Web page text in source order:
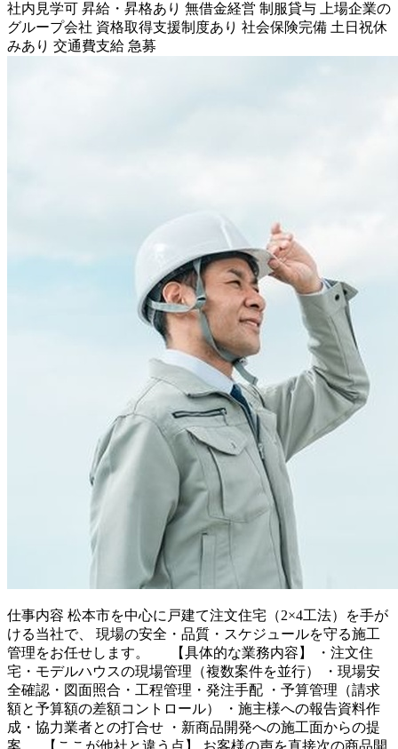
社内見学可 昇給・昇格あり 無借金経営 制服貸与
上場企業の
グループ会社 資格取得支援制度あり 社会保険完備 土日祝休
みあり 交通費支給 急募
仕事内容 松本市を中心に戸建て注文住宅（2×4工法）を手が
ける当社で、 現場の安全・品質・スケジュールを守る施工
管理をお任せします。 【具体的な業務内容】 ・注文住
宅・モデルハウスの現場管理（複数案件を並行） ・現場安
全確認・図面照合・工程管理・発注手配 ・予算管理（請求
額と予算額の差額コントロール） ・施主様への報告資料作
成・協力業者との打合せ ・新商品開発への施工面からの提